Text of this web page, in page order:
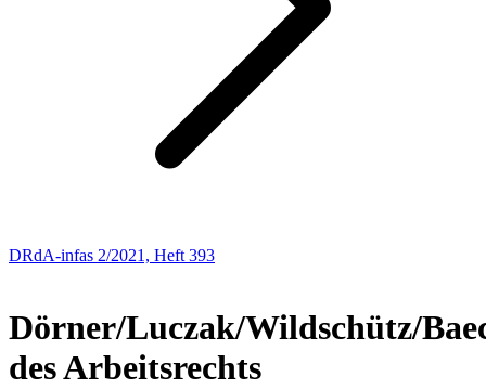
DRdA-infas 2/2021, Heft 393
Dörner/Luczak/Wildschütz/
des Arbeitsrechts